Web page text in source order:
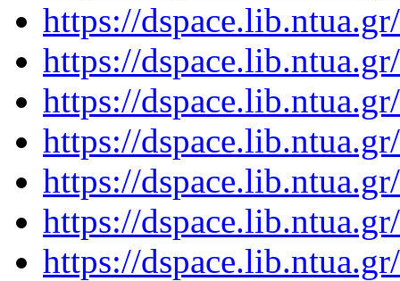
https://
https://
https://
https://
https://
https://
https://